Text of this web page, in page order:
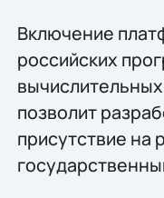
Включение
российских
позволит
присутствие на